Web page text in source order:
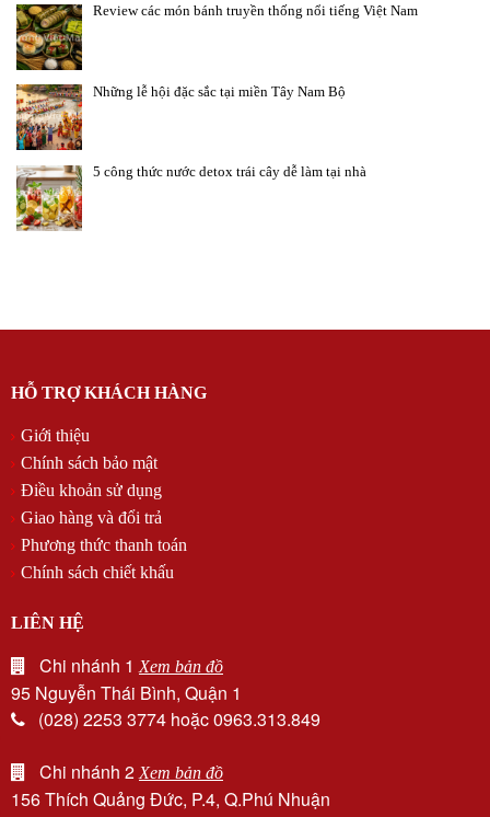
Review các món bánh truyền thống nổi tiếng Việt Nam
Những lễ hội đặc sắc tại miền Tây Nam Bộ
5 công thức nước detox trái cây dễ làm tại nhà
HỖ TRỢ KHÁCH HÀNG
Giới thiệu
Chính sách bảo mật
Điều khoản sử dụng
Giao hàng và đổi trả
Phương thức thanh toán
Chính sách chiết khấu
LIÊN HỆ
Chi nhánh 1Xem bản đồ
95 Nguyễn Thái Bình, Quận 1
(028) 2253 3774 hoặc 0963.313.849
Chi nhánh 2Xem bản đồ
156 Thích Quảng Đức, P.4, Q.Phú Nhuận